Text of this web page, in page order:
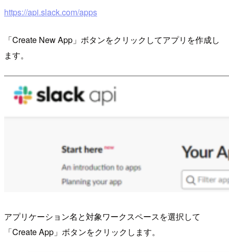
https://api.slack.com/apps
「Create New App」ボタンをクリックしてアプリを作成し
ます。
アプリケーション名と対象ワークスペースを選択して
「Create App」ボタンをクリックします。